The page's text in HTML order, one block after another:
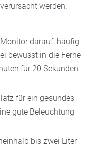
werden.
darauf, häufig
bewusst in die Ferne
für 20 Sekunden.
für ein gesundes
gute Beleuchtung
bis zwei Liter